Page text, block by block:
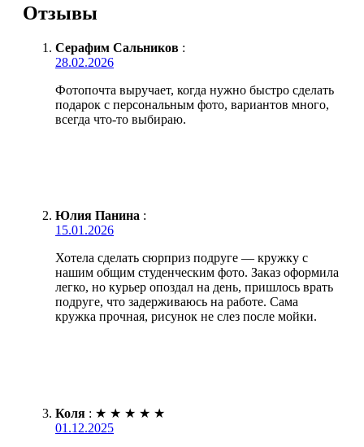
Отзывы
Серафим Сальников :
28.02.2026
Фотопочта выручает, когда нужно быстро сделать
подарок с персональным фото, вариантов много,
всегда что-то выбираю.
Юлия Панина :
15.01.2026
Хотела сделать сюрприз подруге — кружку с
нашим общим студенческим фото. Заказ оформила
легко, но курьер опоздал на день, пришлось врать
подруге, что задерживаюсь на работе. Сама
кружка прочная, рисунок не слез после мойки.
Коля : ★ ★ ★ ★ ★
01.12.2025